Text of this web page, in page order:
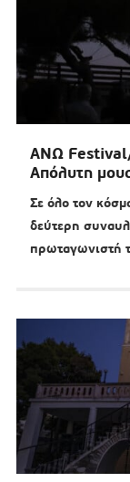
ΑΝΩ
Απόλυτη
Σε όλο τον
δεύτερη
πρωταγωνιστή